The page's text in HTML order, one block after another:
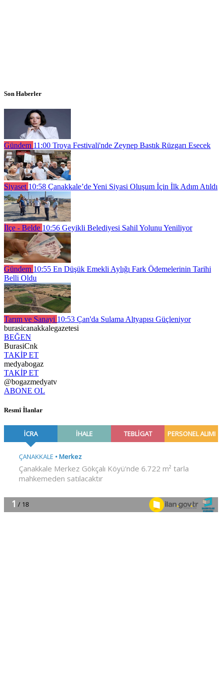
Son Haberler
Gündem 11:00 Troya Festivali'nde Zeynep Bastık Rüzgarı Esecek
Siyaset 10:58 Çanakkale’de Yeni Siyasi Oluşum İçin İlk Adım Atıldı
İlçe - Belde 10:56 Geyikli Belediyesi Sahil Yolunu Yeniliyor
Gündem 10:55 En Düşük Emekli Aylığı Fark Ödemelerinin Tarihi
Belli Oldu
Tarım ve Sanayi 10:53 Çan'da Sulama Altyapısı Güçleniyor
burasicanakkalegazetesi
BEĞEN
BurasiCnk
TAKİP ET
medyabogaz
TAKİP ET
@bogazmedyatv
ABONE OL
Resmî İlanlar